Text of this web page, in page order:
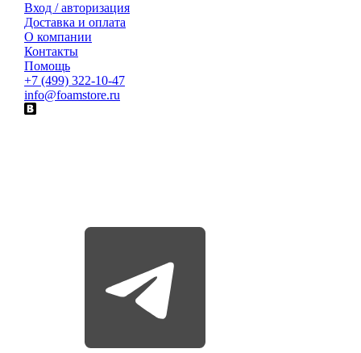
Вход / авторизация
Доставка и оплата
О компании
Контакты
Помощь
+7 (499) 322-10-47
info@foamstore.ru